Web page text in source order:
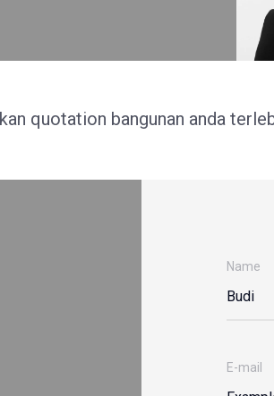
quotation bangunan anda
Name
E-mail